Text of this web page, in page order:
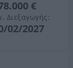
€
Διεξαγωγής:
02/2027